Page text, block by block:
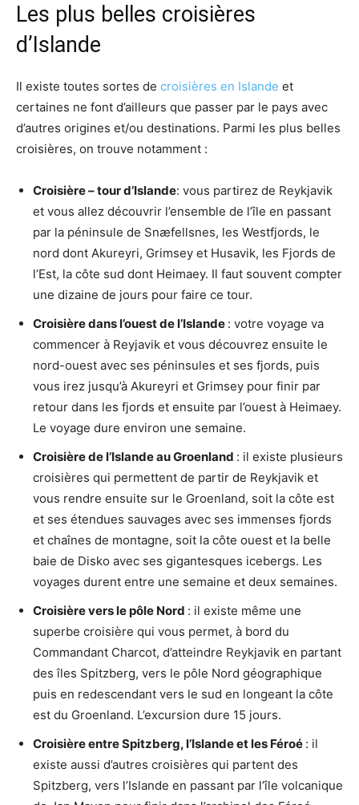
Les plus belles croisières
d’Islande
Il existe toutes sortes de croisières en Islande et
certaines ne font d’ailleurs que passer par le pays avec
d’autres origines et/ou destinations. Parmi les plus belles
croisières, on trouve notamment :
Croisière – tour d’Islande: vous partirez de Reykjavik
et vous allez découvrir l’ensemble de l’île en passant
par la péninsule de Snæfellsnes, les Westfjords, le
nord dont Akureyri, Grimsey et Husavik, les Fjords de
l’Est, la côte sud dont Heimaey. Il faut souvent compter
une dizaine de jours pour faire ce tour.
Croisière dans l’ouest de l’Islande : votre voyage va
commencer à Reyjavik et vous découvrez ensuite le
nord-ouest avec ses péninsules et ses fjords, puis
vous irez jusqu’à Akureyri et Grimsey pour finir par
retour dans les fjords et ensuite par l’ouest à Heimaey.
Le voyage dure environ une semaine.
Croisière de l’Islande au Groenland : il existe plusieurs
croisières qui permettent de partir de Reykjavik et
vous rendre ensuite sur le Groenland, soit la côte est
et ses étendues sauvages avec ses immenses fjords
et chaînes de montagne, soit la côte ouest et la belle
baie de Disko avec ses gigantesques icebergs. Les
voyages durent entre une semaine et deux semaines.
Croisière vers le pôle Nord : il existe même une
superbe croisière qui vous permet, à bord du
Commandant Charcot, d’atteindre Reykjavik en partant
des îles Spitzberg, vers le pôle Nord géographique
puis en redescendant vers le sud en longeant la côte
est du Groenland. L’excursion dure 15 jours.
Croisière entre Spitzberg, l’Islande et les Féroé : il
existe aussi d’autres croisières qui partent des
Spitzberg, vers l’Islande en passant par l’île volcanique